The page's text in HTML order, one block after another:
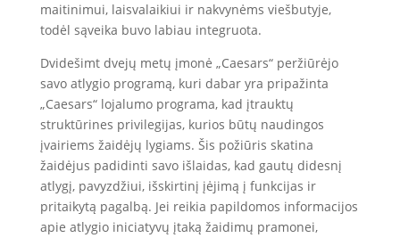
maitinimui, laisvalaikiui ir nakvynėms viešbutyje,
todėl sąveika buvo labiau integruota.
Dvidešimt dvejų metų įmonė „Caesars“ peržiūrėjo
savo atlygio programą, kuri dabar yra pripažinta
„Caesars“ lojalumo programa, kad įtrauktų
struktūrines privilegijas, kurios būtų naudingos
įvairiems žaidėjų lygiams. Šis požiūris skatina
žaidėjus padidinti savo išlaidas, kad gautų didesnį
atlygį, pavyzdžiui, išskirtinį įėjimą į funkcijas ir
pritaikytą pagalbą. Jei reikia papildomos informacijos
apie atlygio iniciatyvų įtaką žaidimų pramonei,